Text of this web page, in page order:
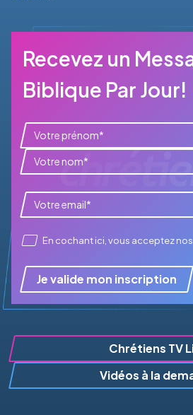
Recevez un
Biblique Par Jour!
En cochant ici, vous acceptez
Je valide mon inscription
Chrétiens TV
Vidéos à la